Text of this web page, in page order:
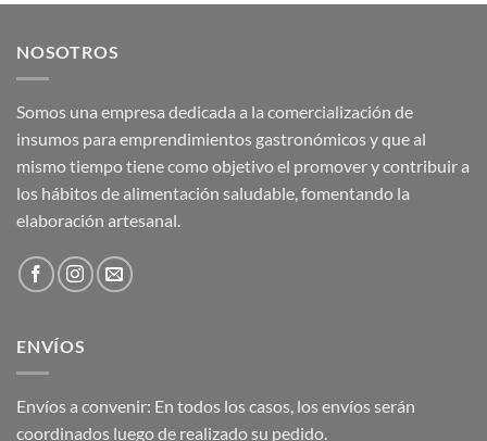
NOSOTROS
Somos una empresa dedicada a la comercialización de
insumos para emprendimientos gastronómicos y que al
mismo tiempo tiene como objetivo el promover y contribuir a
los hábitos de alimentación saludable, fomentando la
elaboración artesanal.
ENVÍOS
Envíos a convenir: En todos los casos, los envíos serán
coordinados luego de realizado su pedido.